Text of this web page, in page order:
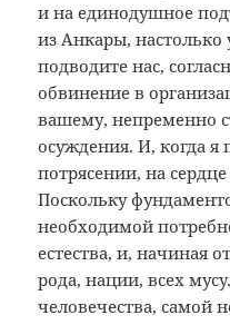
и на единодушное
из Анкары,
подводите нас,
обвинение в
вашему, непременно
осуждения. И, когда я
потрясении, на
Поскольку
необходимой
естества, и, начиная
рода, нации, всех
человечества,